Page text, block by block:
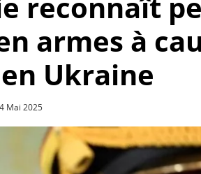
armes à
Ukraine
Mai 2025